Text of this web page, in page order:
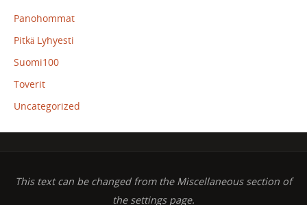
Panohommat
Pitkä Lyhyesti
Suomi100
Toverit
Uncategorized
This text can be changed from the Miscellaneous section of
the settings page.